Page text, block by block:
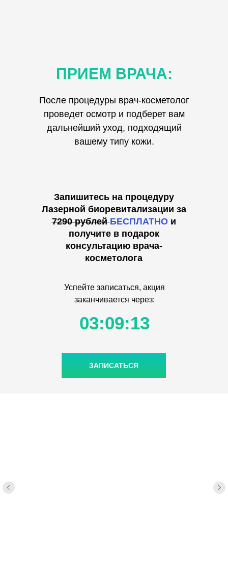
После процедуры врач-косметолог
проведет осмотр и подберет вам
дальнейший уход, подходящий
вашему типу кожи.
ПРИЕМ ВРАЧА:
Запишитесь на процедуру
Лазерной биоревитализацииза
7290 рублей БЕСПЛАТНО и
получите в подарок
консультацию врача-
косметолога
03:09:13
ЗАПИСАТЬСЯ
Успейте записаться, акция
заканчивается через: